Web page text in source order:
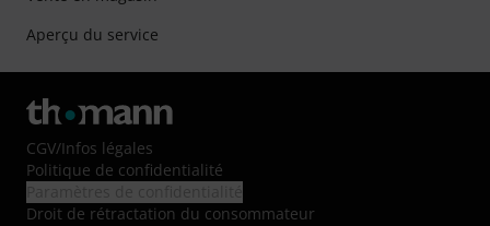
Aperçu du service
CGV/Infos légales
Politique de confidentialité
Droit de rétractation du consommateur